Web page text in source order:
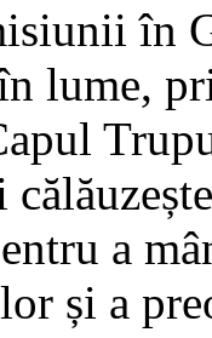
în
lume,
a
și a